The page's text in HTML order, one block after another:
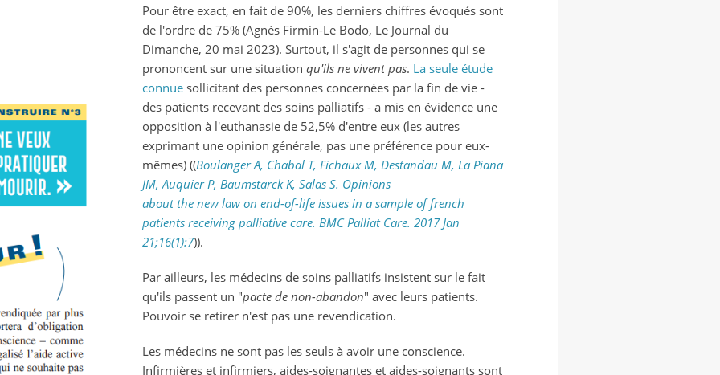
Pour être exact, en fait de 90%, les derniers chiffres évoqués sont
de l'ordre de 75% (Agnès Firmin-Le Bodo, Le Journal du
Dimanche, 20 mai 2023). Surtout, il s'agit de personnes qui se
prononcent sur une situationqu'ils ne vivent pas. La seule étude
connue sollicitant des personnes concernées par la fin de vie -
des patients recevant des soins palliatifs - a mis en évidence une
opposition à l'euthanasie de 52,5% d'entre eux (les autres
exprimant une opinion générale, pas une préférence pour eux-
mêmes) ((Boulanger A, Chabal T, Fichaux M, Destandau M, La Piana
JM, Auquier P, Baumstarck K, Salas S. Opinions
about the new law on end-of-life issues in a sample of french
patients receiving palliative care. BMC Palliat Care. 2017 Jan
21;16(1):7)).
Par ailleurs, les médecins de soins palliatifs insistent sur le fait
qu'ils passent un "pacte de non-abandon" avec leurs patients.
Pouvoir se retirer n'est pas une revendication.
Les médecins ne sont pas les seuls à avoir une conscience.
Infirmières et infirmiers, aides-soignantes et aides-soignants sont